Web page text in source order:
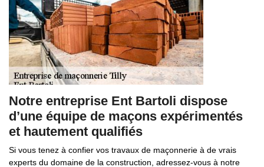
Notre entreprise Ent Bartoli dispose
d’une équipe de maçons expérimentés
et hautement qualifiés
Si vous tenez à confier vos travaux de maçonnerie à de vrais
experts du domaine de la construction, adressez-vous à notre